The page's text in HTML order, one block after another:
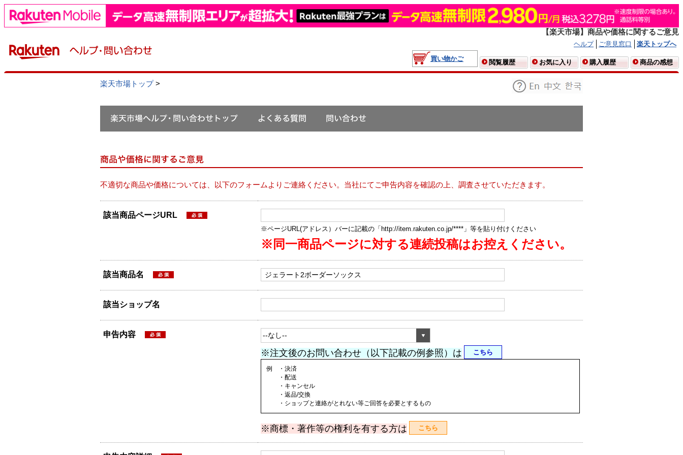
【楽天市場】商品や価格に関するご意見
ヘルプ ご意見窓口
楽天トップへ
買い物かご
閲覧履歴 お気に入り 購入履歴 商品の感想
楽天市場トップ>
不適切な商品や価格については、以下のフォームよりご連絡ください。当社にてご申告内容を確認の上、調査させていただきます。
該当商品ページURL
※ページURL(アドレス）バーに記載の「http://item.rakuten.co.jp/****」等を貼り付けください
※同一商品ページに対する連続投稿はお控えください。
該当商品名
該当ショップ名
申告内容
※注文後のお問い合わせ（以下記載の例参照）は こちら
例 ・決済
・配送
・キャンセル
・返品/交換
・ショップと連絡がとれない等ご回答を必要とするもの
※商標・著作等の権利を有する方は こちら